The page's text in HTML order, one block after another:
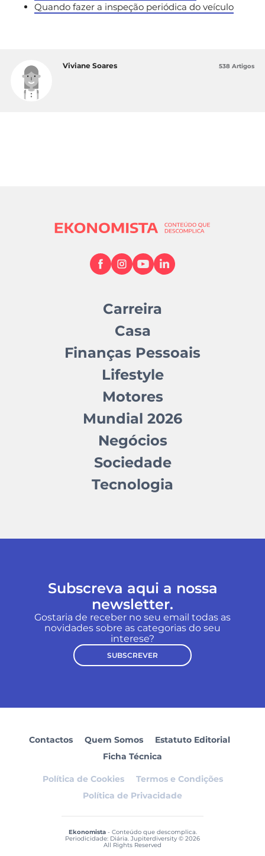
Quando fazer a inspeção periódica do veículo
Viviane Soares 538 Artigos
Carreira
Casa
Finanças Pessoais
Lifestyle
Motores
Mundial 2026
Negócios
Sociedade
Tecnologia
Subscreva aqui a nossa
newsletter.
Gostaria de receber no seu email todas as
novidades sobre as categorias do seu
interese?
SUBSCREVER
Contactos Quem Somos
Estatuto Editorial
Ficha Técnica
Política de Cookies
Termos e Condições
Política de Privacidade
Ekonomista- Conteúdo que descomplica.
Periodicidade: Diária. Jupiterdiversity © 2026
All Rights Reserved